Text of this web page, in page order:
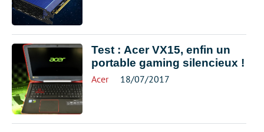
Test : Acer VX15, enfin un
portable gaming silencieux !
Acer 18/07/2017